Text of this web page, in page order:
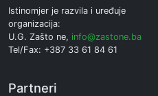
Istinomjer je razvila i uređuje
organizacija:
U.G. Zašto ne, info@zastone.ba
Tel/Fax: +387 33 61 84 61
Partneri